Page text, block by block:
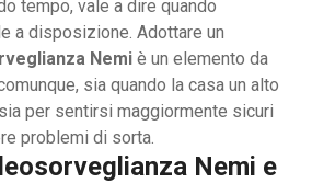
tempo, vale a dire quando
a disposizione. Adottare un
Nemi è un elemento da
sia quando la casa un alto
per sentirsi maggiormente sicuri
problemi di sorta.
Nemi e